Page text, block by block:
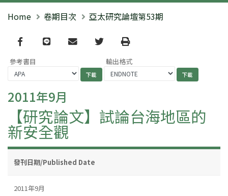
Home 卷期目次 亞太研究論壇第53期
Facebook
line email TwitterPrint
參考書目 輸出格式
2011年9月
【研究論文】試論台海地區的
新安全觀
發刊日期/Published Date
2011年9月